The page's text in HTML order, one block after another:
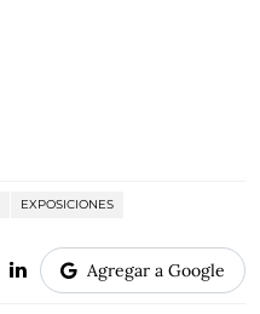
EXPOSICIONES
Agregar a Google